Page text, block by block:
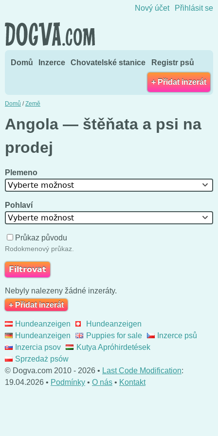
Nový účet Přihlásit se
Domů Inzerce Chovatelské stanice Registr psů
+ Přidat inzerát
Domů /Země
Angola — štěňata a psi na
prodej
Plemeno
Vyberte možnost
Pohlaví
Vyberte možnost
Průkaz původu
Rodokmenový průkaz.
Nebyly nalezeny žádné inzeráty.
+ Přidat inzerát
Hundeanzeigen
Hundeanzeigen
Hundeanzeigen
Puppies for sale
Inzerce psů
Inzercia psov
Kutya Apróhirdetések
Sprzedaż psów
© Dogva.com 2010 - 2026 • Last Code Modification:
19.04.2026 • Podmínky • O nás • Kontakt